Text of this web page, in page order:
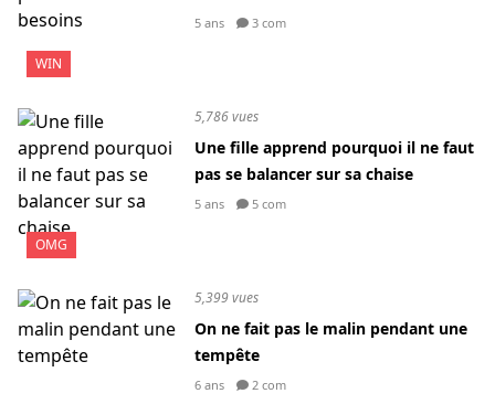
WIN
5 ans 3 com
OMG
5,786 vues
Une fille apprend pourquoi il ne faut
pas se balancer sur sa chaise
5 ans 5 com
5,399 vues
On ne fait pas le malin pendant une
tempête
6 ans 2 com